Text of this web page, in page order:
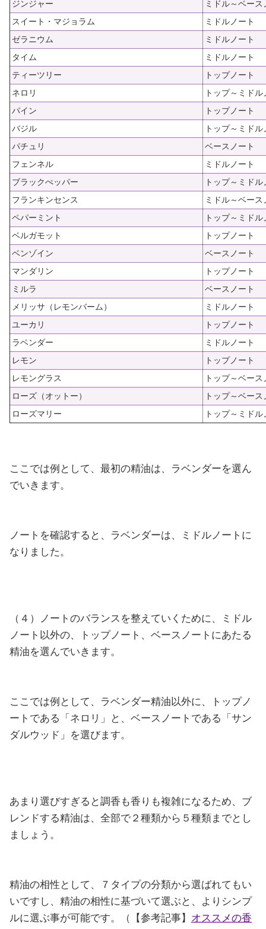
ジンジャー
ミドル～ベース
スイート・マジョラム
ミドルノート
ゼラニウム
ミドルノート
タイム
ミドルノート
ティーツリー
トップノート
ネロリ
トップ～ミドル
パイン
トップノート
バジル
トップ～ミドル
パチュリ
ベースノート
フェンネル
ミドルノート
ブラックぺッパー
トップ～ミドル
フランキンセンス
ミドル～ベース
ペパーミント
トップ～ミドル
ベルガモット
トップノート
ベンゾイン
ベースノート
マンダリン
トップノート
ミルラ
ベースノート
メリッサ（レモンバーム）
ミドルノート
ユーカリ
トップノート
ラベンダー
ミドルノート
レモン
トップノート
レモングラス
トップ～ベース
ローズ（オットー）
トップ～ベース
ローズマリー
トップ～ミドル
ここでは例として、最初の精油は、ラベンダーを選ん
でいきます。
ノートを確認すると、ラベンダーは、ミドルノートに
なりました。
（４）ノートのバランスを整えていくために、ミドル
ノート以外の、トップノート、ベースノートにあたる
精油を選んでいきます。
ここでは例として、ラベンダー精油以外に、トップノ
ートである「ネロリ」と、ベースノートである「サン
ダルウッド」を選びます。
あまり選びすぎると調香も香りも複雑になるため、ブ
レンドする精油は、全部で２種類から５種類までとし
ましょう。
精油の相性として、７タイプの分類から選ばれてもい
いですし、精油の相性に基づいて選ぶと、よりシンプ
ルに選ぶ事が可能です。（【参考記事】 オススメの香